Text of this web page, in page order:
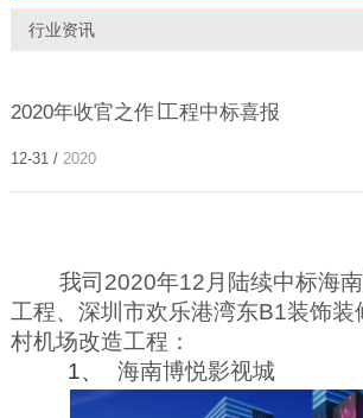
行业资讯
2020年收官之作∣工程中标喜报
12-31 / 2020
我司 2020年12 月陆续中标海
工程、深圳市欢乐港湾东B1装饰装
村机场改造工程：
1、
海南博悦影视城